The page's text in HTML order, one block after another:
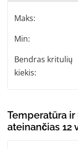
Maks:
Min:
Bendras kritulių
kiekis:
Temperatūra
ateinančias 12